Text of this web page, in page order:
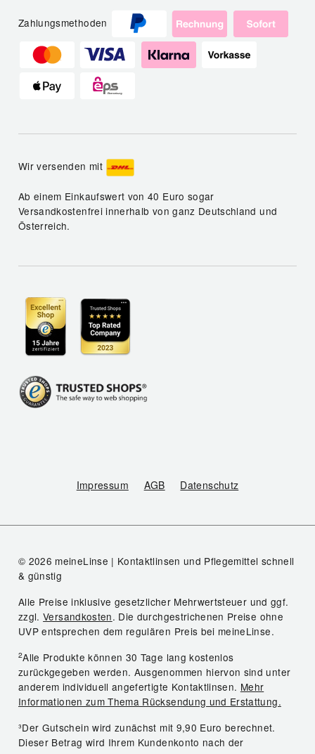
Zahlungsmethoden
Wir versenden mit
Ab einem Einkaufswert von 40 Euro sogar
Versandkostenfrei innerhalb von ganz Deutschland und
Österreich.
Impressum AGB Datenschutz
© 2026 meineLinse | Kontaktlinsen und Pflegemittel schnell
& günstig
Alle Preise inklusive gesetzlicher Mehrwertsteuer und ggf.
zzgl.Versandkosten. Die durchgestrichenen Preise ohne
UVP entsprechen dem regulären Preis bei meineLinse.
2Alle Produkte können 30 Tage lang kostenlos
zurückgegeben werden. Ausgenommen hiervon sind unter
anderem individuell angefertigte Kontaktlinsen. Mehr
Informationen zum Thema Rücksendung und Erstattung.
³Der Gutschein wird zunächst mit 9,90 Euro berechnet.
Dieser Betrag wird Ihrem Kundenkonto nach der